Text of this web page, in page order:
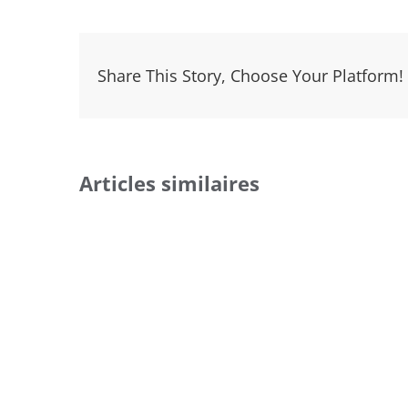
Share This Story, Choose Your Platform!
Articles similaires